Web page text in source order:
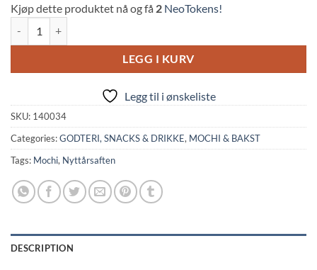
Kjøp dette produktet nå og få 2 NeoTokens!
LEGG I KURV
Legg til i ønskeliste
SKU: 140034
Categories:GODTERI, SNACKS & DRIKKE, MOCHI & BAKST
Tags: Mochi, Nyttårsaften
DESCRIPTION